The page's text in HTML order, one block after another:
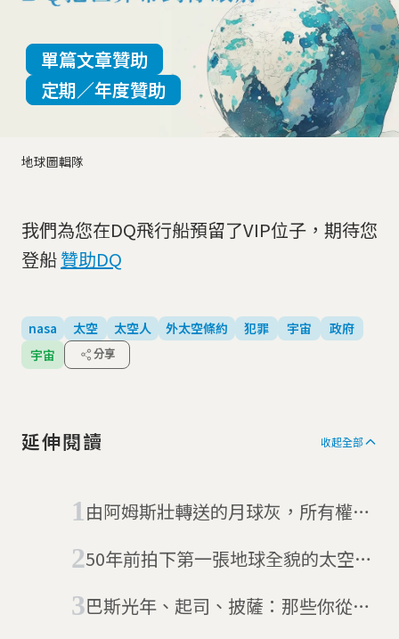
地球圖輯隊
單篇文章贊助
定期／年度贊助
我們為您在DQ飛行船預留了VIP位子，期待您
登船贊助DQ
nasa 太空 太空人 外太空條約 犯罪 宇宙
政府
宇宙
分享
延伸閱讀 收起全部
由阿姆斯壯轉送的月球灰，所有權是
50年前拍下第一張地球全貌的太空
巴斯光年、起司、披薩：那些你從未